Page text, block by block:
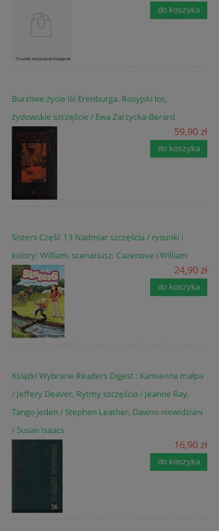
do koszyka
Burzliwe życie Ilii Erenburga. Rosyjski los,
żydowskie szczęście / Ewa Zarzycka-Berard
59,90 zł
do koszyka
Sisters Część 13 Nadmiar szczęścia / rysunki i
kolory: William, scenariusz: Cazenove i William
24,90 zł
do koszyka
Książki Wybrane Readers Digest : Kamienna małpa
/ Jeffery Deaver, Rytmy szczęścia / Jeanne Ray,
Tango jeden / Stephen Leather, Dawno niewidziani
/ Susan Isaacs
16,90 zł
do koszyka